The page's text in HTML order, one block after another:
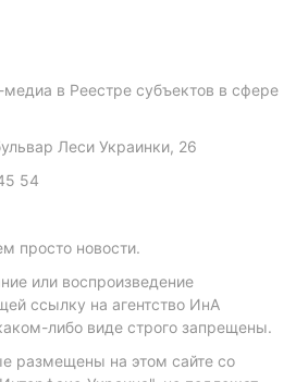
в Реестре субъектов в сфере
Леси Украинки, 26
54
просто новости.
или воспроизведение
ссылку на агентство ИнА
либо виде строго запрещены.
размещены на этом сайте со